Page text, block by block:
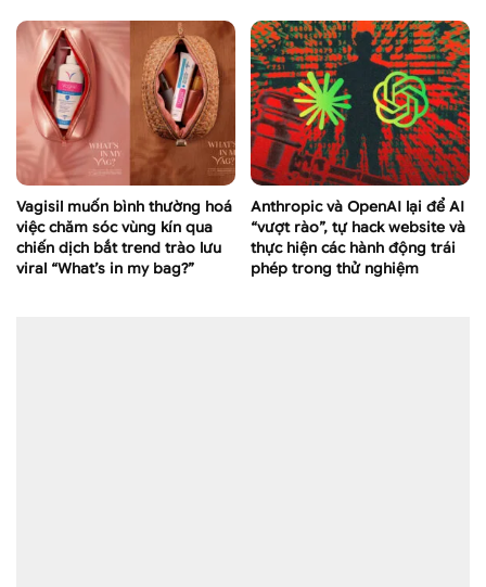
Vagisil muốn bình thường hoá
việc chăm sóc vùng kín qua
chiến dịch bắt trend trào lưu
viral “What’s in my bag?”
Anthropic và OpenAI lại để AI
“vượt rào”, tự hack website và
thực hiện các hành động trái
phép trong thử nghiệm